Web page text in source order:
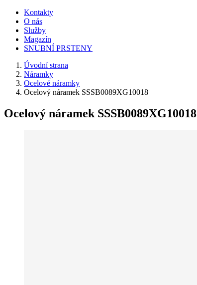
Kontakty
O nás
Služby
Magazín
SNUBNÍ PRSTENY
Úvodní strana
Náramky
Ocelové náramky
Ocelový náramek SSSB0089XG10018
Ocelový náramek SSSB0089XG10018